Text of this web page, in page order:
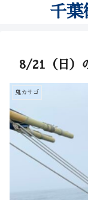
千葉
8/21（日）
鬼カサゴ